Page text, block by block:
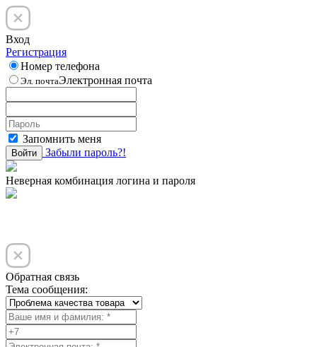
Вход
Регистрация
Номер телефона
Эл. почтаЭлектронная почта
Запомнить меня
Войти Забыли пароль?!
Неверная комбинация логина и пароля
Обратная связь
Тема сообщения: